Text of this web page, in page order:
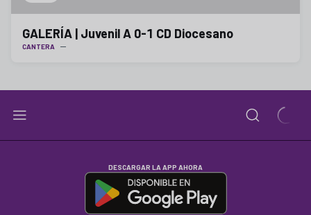
GALERÍA | Juvenil A 0-1 CD Diocesano
CANTERA
DESCARGAR LA APP AHORA